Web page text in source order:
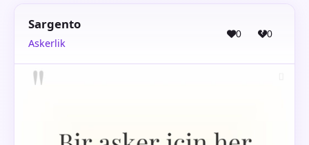
Sargento
Askerlik
0 0